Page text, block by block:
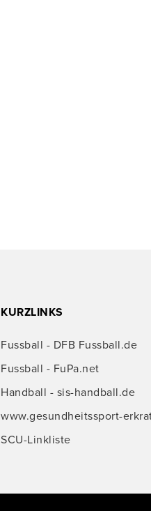
KURZLINKS
Fussball - DFB Fussball.de
Fussball - FuPa.net
Handball - sis-handball.de
www.gesundheitssport-
SCU-Linkliste